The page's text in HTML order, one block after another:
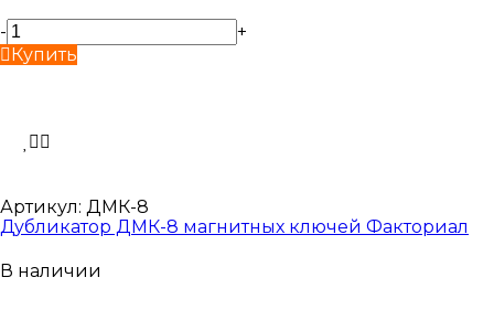
-
+
Купить
Артикул: ДМК-8
Дубликатор ДМК-8 магнитных ключей Факториал
В наличии